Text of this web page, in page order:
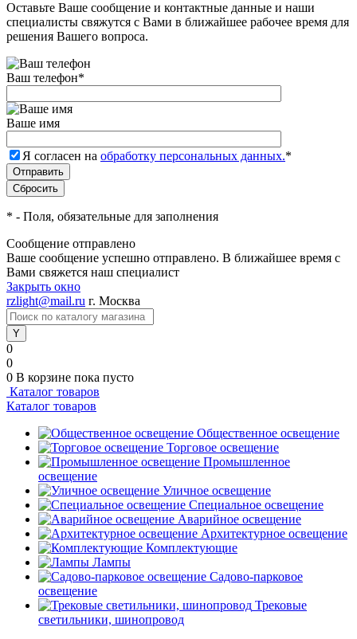
Оставьте Ваше сообщение и контактные данные и наши
специалисты свяжутся с Вами в ближайшее рабочее время для
решения Вашего вопроса.
Ваш телефон*
Ваше имя
Я согласен на обработку персональных данных.*
* - Поля, обязательные для заполнения
Сообщение отправлено
Ваше сообщение успешно отправлено. В ближайшее время с
Вами свяжется наш специалист
Закрыть окно
rzlight@mail.ru г. Москва
0
0
0 В корзине пока пусто
Каталог товаров
Каталог товаров
Общественное освещение
Торговое освещение
Промышленное
освещение
Уличное освещение
Специальное освещение
Аварийное освещение
Архитектурное освещение
Комплектующие
Лампы
Садово-парковое
освещение
Трековые
светильники, шинопровод